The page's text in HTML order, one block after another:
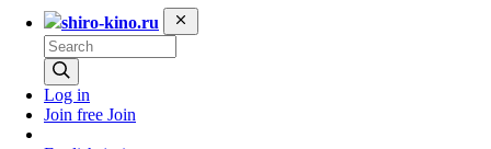
shiro-kino.ru
Log in
Join free Join